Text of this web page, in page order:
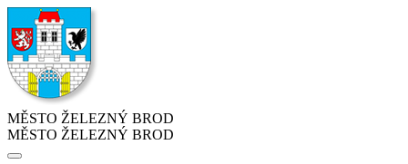
MĚSTO ŽELEZNÝ BROD
MĚSTO ŽELEZNÝ BROD